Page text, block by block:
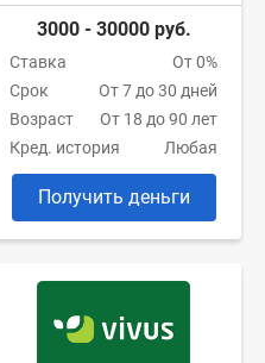
3000 - 30000 руб.
Ставка
От 0%
Срок
От 7 до 30 дней
Возраст
От 18 до 90 лет
Кред. история
Любая
Получить деньги